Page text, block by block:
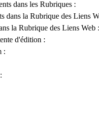
dans les Rubriques :
dans la Rubrique des Liens
la Rubrique des Liens Web :
d'édition :
: